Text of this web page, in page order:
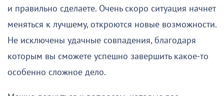
и правильно сделаете. Очень скоро ситуация начнет
меняться к лучшему, откроются новые возможности.
Не исключены удачные совпадения, благодаря
которым вы сможете успешно завершить какое-то
особенно сложное дело.